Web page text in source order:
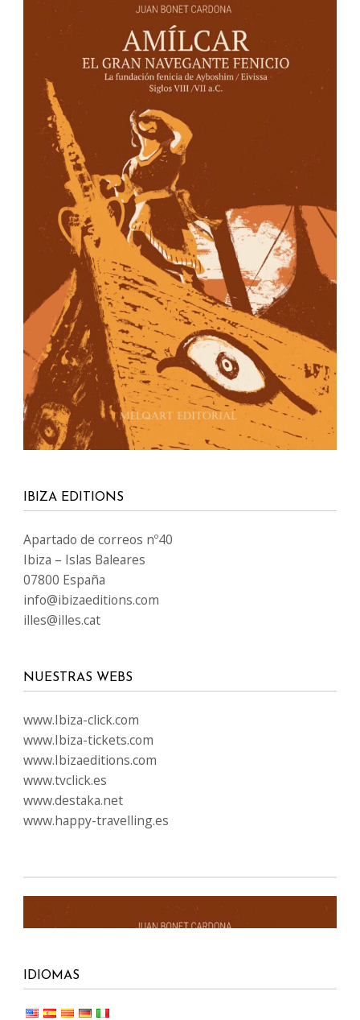
IBIZA EDITIONS
Apartado de correos nº40
Ibiza – Islas Baleares
07800 España
info@ibizaeditions.com
illes@illes.cat
NUESTRAS WEBS
www.Ibiza-click.com
www.Ibiza-tickets.com
www.Ibizaeditions.com
www.tvclick.es
www.destaka.net
www.happy-travelling.es
IDIOMAS